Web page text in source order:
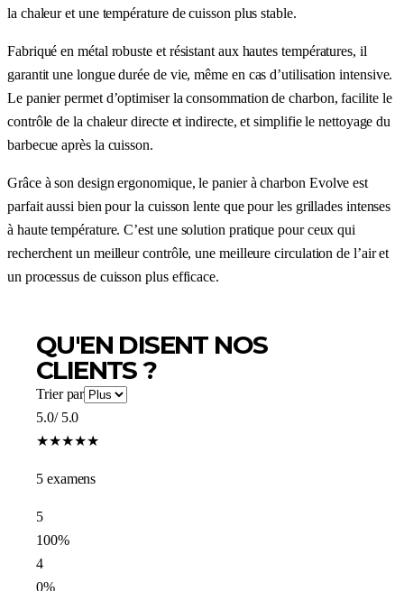
la chaleur et une température de cuisson plus stable.
Fabriqué en métal robuste et résistant aux hautes températures, il
garantit une longue durée de vie, même en cas d’utilisation intensive.
Le panier permet d’optimiser la consommation de charbon, facilite le
contrôle de la chaleur directe et indirecte, et simplifie le nettoyage du
barbecue après la cuisson.
Grâce à son design ergonomique, le panier à charbon Evolve est
parfait aussi bien pour la cuisson lente que pour les grillades intenses
à haute température. C’est une solution pratique pour ceux qui
recherchent un meilleur contrôle, une meilleure circulation de l’air et
un processus de cuisson plus efficace.
QU'EN DISENT NOS
CLIENTS ?
Trier par
5.0/ 5.0
★★★★★
5 examens
5
100%
4
0%